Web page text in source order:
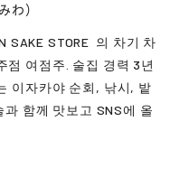
わ）
SAKE STORE 의 차기 차
점 여점주. 술집 경력 3년
이자카야 순회, 낚시, 밭
함께 맛보고 SNS에 올